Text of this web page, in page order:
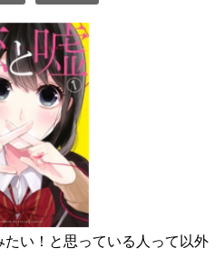
い！と思っている人って以外